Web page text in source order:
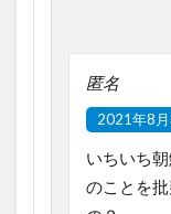
匿名
2021年8
いちいち
のことを